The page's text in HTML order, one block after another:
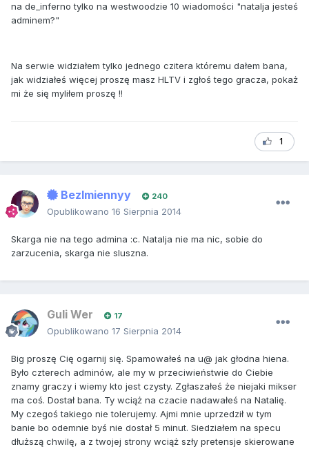
na de_inferno tylko na westwoodzie 10 wiadomości "natalja jesteś
adminem?"
Na serwie widziałem tylko jednego czitera któremu dałem bana,
jak widziałeś więcej proszę masz HLTV i zgłoś tego gracza, pokaż
mi że się myliłem proszę !!
1
BezImiennyy 240
Opublikowano 16 Sierpnia 2014
Skarga nie na tego admina :c. Natalja nie ma nic, sobie do
zarzucenia, skarga nie sluszna.
Guli Wer 17
Opublikowano 17 Sierpnia 2014
Big proszę Cię ogarnij się. Spamowałeś na u@ jak głodna hiena.
Było czterech adminów, ale my w przeciwieństwie do Ciebie
znamy graczy i wiemy kto jest czysty. Zgłaszałeś że niejaki mikser
ma coś. Dostał bana. Ty wciąż na czacie nadawałeś na Natalię.
My czegoś takiego nie tolerujemy. Ajmi mnie uprzedził w tym
banie bo odemnie byś nie dostał 5 minut. Siedziałem na specu
dłuższą chwilę, a z twojej strony wciąż szły pretensje skierowane